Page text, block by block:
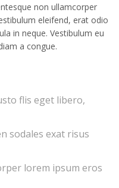
non ullamcorper
eleifend, erat odio
in neque. Vestibulum eu
a congue.
flis eget libero,
sodales exat risus
lorem ipsum eros